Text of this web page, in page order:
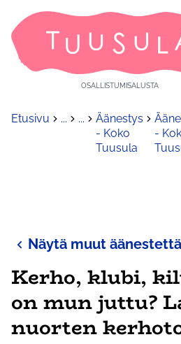
OSALLISTUMISALUSTA
Etusivu ... ...
Äänestys
- Koko
Tuusula
-
Näytä muut
Kerho, klubi,
on mun juttu?
nuorten